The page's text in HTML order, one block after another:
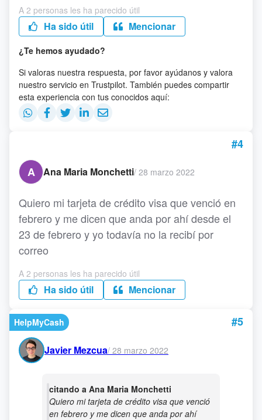
A 2 personas les ha parecido útil
Ha sido útil Mencionar
¿Te hemos ayudado?
Si valoras nuestra respuesta, por favor ayúdanos y valora
nuestro servicio en Trustpilot. También puedes compartir
esta experiencia con tus conocidos aquí:
#4
A
Ana Maria Monchetti/ 28 marzo 2022
Quiero mi tarjeta de crédito visa que venció en
febrero y me dicen que anda por ahí desde el
23 de febrero y yo todavía no la recibí por
correo
A 2 personas les ha parecido útil
Ha sido útil Mencionar
HelpMyCash #5
Javier Mezcua/ 28 marzo 2022
citando a Ana Maria Monchetti
Quiero mi tarjeta de crédito visa que venció
en febrero y me dicen que anda por ahí